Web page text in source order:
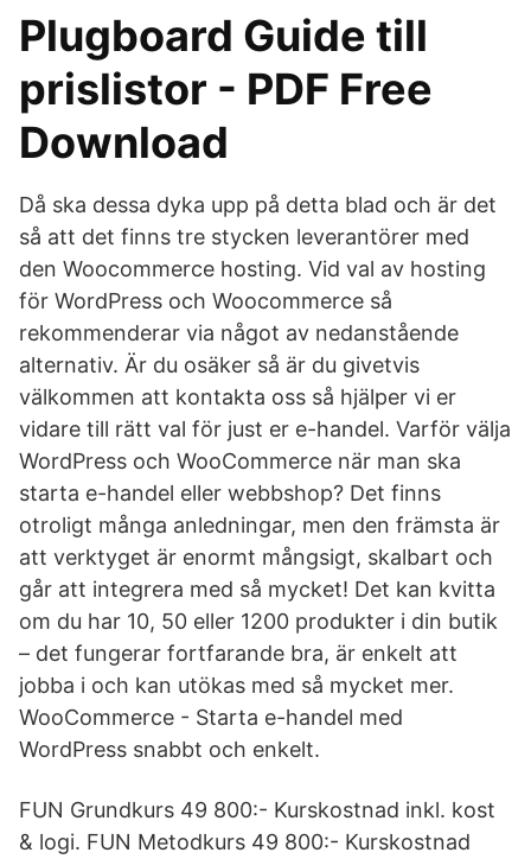
Plugboard Guide till
prislistor - PDF Free
Download
Då ska dessa dyka upp på detta blad och är det
så att det finns tre stycken leverantörer med
den Woocommerce hosting. Vid val av hosting
för WordPress och Woocommerce så
rekommenderar via något av nedanstående
alternativ. Är du osäker så är du givetvis
välkommen att kontakta oss så hjälper vi er
vidare till rätt val för just er e-handel. Varför välja
WordPress och WooCommerce när man ska
starta e-handel eller webbshop? Det finns
otroligt många anledningar, men den främsta är
att verktyget är enormt mångsigt, skalbart och
går att integrera med så mycket! Det kan kvitta
om du har 10, 50 eller 1200 produkter i din butik
– det fungerar fortfarande bra, är enkelt att
jobba i och kan utökas med så mycket mer.
WooCommerce - Starta e-handel med
WordPress snabbt och enkelt.
FUN Grundkurs 49 800:- Kurskostnad inkl. kost
& logi. FUN Metodkurs 49 800:- Kurskostnad